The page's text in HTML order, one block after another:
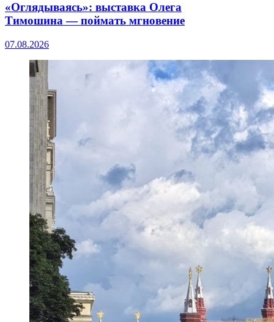
«Оглядываясь»: выставка Олега
Тимошина — поймать мгновение
07.08.2026